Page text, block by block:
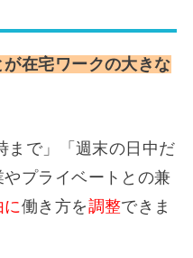
在宅ワークの大きな
まで」「週末の日中だ
プライベートとの兼
に働き方を調整できま